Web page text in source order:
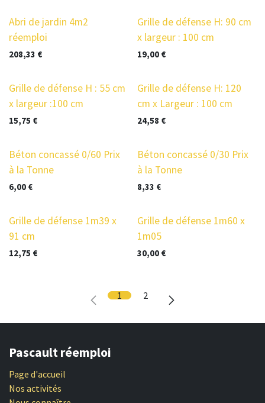
prix en baisse
Abri de jardin 4m2
réemploi
208,33 €
Grille de défense H: 90 cm
x largeur : 100 cm
19,00€
Grille de défense H : 55 cm
x largeur :100 cm
15,75 €
Grille de défense H: 120
cm x Largeur : 100 cm
24,58 €
Nouveau !
Béton concassé 0/60 Prix
à la Tonne
6,00 €
Nouveau !
Béton concassé 0/30 Prix
à la Tonne
8,33 €
Grille de défense 1m39 x
91 cm
12,75 €
Grille de défense 1m60 x
1m05
30,00€
1 2
Pascault réemploi
Page d'accueil
Nos activités